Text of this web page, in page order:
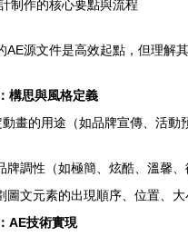
制作的核心要點與流程
AE源文件是高效起點，但理解
構思與風格定義
動畫的用途（如品牌宣傳、活動
牌調性（如極簡、炫酷、溫馨
圖文元素的出現順序、位置、
AE技術實現